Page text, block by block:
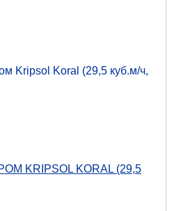
KRIPSOL KORAL (29,5